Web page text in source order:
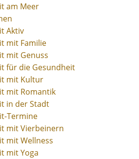
am Meer
Aktiv
mit Familie
mit Genuss
für die Gesundheit
mit Kultur
mit Romantik
in der Stadt
Termine
mit Vierbeinern
mit Wellness
mit Yoga